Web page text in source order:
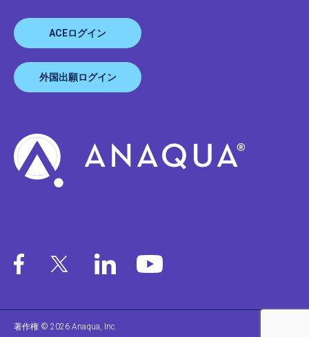
ACEログイン
外国出願ログイン
著作権 © 2026 Anaqua, Inc.